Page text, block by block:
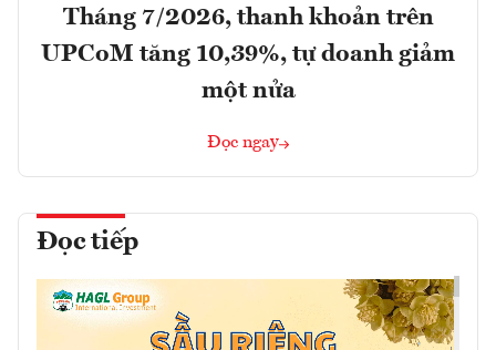
Tháng 7/2026, thanh khoản trên
UPCoM tăng 10,39%, tự doanh giảm
một nửa
Đọc ngay
Đọc tiếp